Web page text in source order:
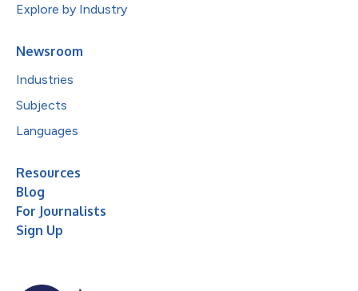
Explore by Industry
Newsroom
Industries
Subjects
Languages
Resources
Blog
For Journalists
Sign Up